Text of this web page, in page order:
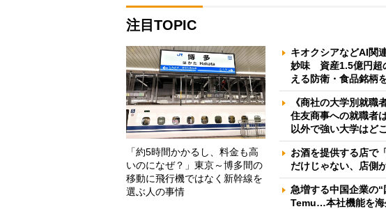
注目TOPIC
「約5時間かかるし、料金も高
いのになぜ？」東京～博多間の
移動に飛行機ではなく新幹線を
選ぶ人の事情
キオクシアなどAI関
妙味 資産1.5億円超
える防衛・食品銘柄
《商社の大学別就職
住友商事への就職者
以外で強い大学はど
お酒を提供する店で
だけじゃない、店側
急増する中国企業の
Temu…本社機能を